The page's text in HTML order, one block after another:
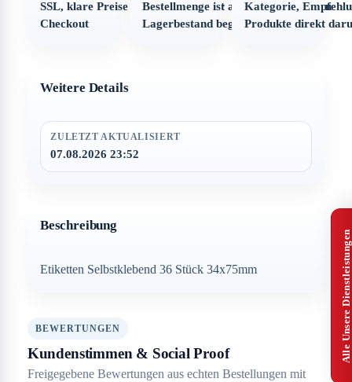
SSL, klare Preise und strukturierter
Checkout
Bestellmenge ist automatisch auf den
Lagerbestand begrenzt
Kategorie,
Produkte direkt
Weitere Details
ZULETZT AKTUALISIERT
07.08.2026 23:52
Beschreibung
Etiketten Selbstklebend 36 Stück 34x75mm
BEWERTUNGEN
Kundenstimmen & Social Proof
Freigegebene Bewertungen aus echten Bestellungen mit
Alle Unsere Dienstleistungen